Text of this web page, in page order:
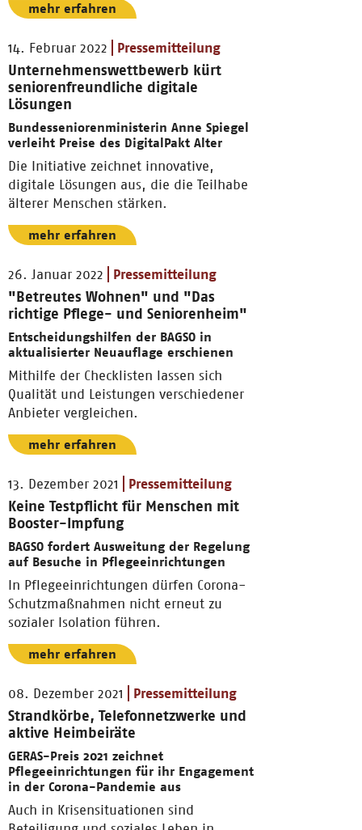
mehr erfahren
14. Februar 2022 Pressemitteilung
Unternehmenswettbewerb kürt
seniorenfreundliche digitale
Lösungen
Bundesseniorenministerin Anne Spiegel
verleiht Preise des DigitalPakt Alter
Die Initiative zeichnet innovative,
digitale Lösungen aus, die die Teilhabe
älterer Menschen stärken.
mehr erfahren
26. Januar 2022 Pressemitteilung
"Betreutes Wohnen" und "Das
richtige Pflege- und Seniorenheim"
Entscheidungshilfen der BAGSO in
aktualisierter Neuauflage erschienen
Mithilfe der Checklisten lassen sich
Qualität und Leistungen verschiedener
Anbieter vergleichen.
mehr erfahren
13. Dezember 2021 Pressemitteilung
Keine Testpflicht für Menschen mit
Booster-Impfung
BAGSO fordert Ausweitung der Regelung
auf Besuche in Pflegeeinrichtungen
In Pflegeeinrichtungen dürfen Corona-
Schutzmaßnahmen nicht erneut zu
sozialer Isolation führen.
mehr erfahren
08. Dezember 2021 Pressemitteilung
Strandkörbe, Telefonnetzwerke und
aktive Heimbeiräte
GERAS-Preis 2021 zeichnet
Pflegeeinrichtungen für ihr Engagement
in der Corona-Pandemie aus
Auch in Krisensituationen sind